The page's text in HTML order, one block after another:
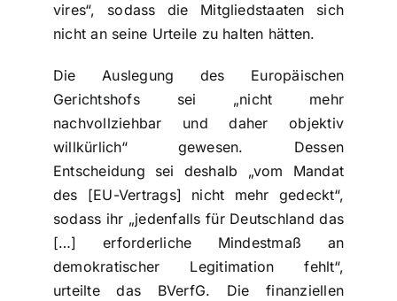
vires“, sodass die Mitgliedstaaten sich
nicht an seine Urteile zu halten hätten.
Die Auslegung des Europäischen
Gerichtshofs sei „nicht mehr
nachvollziehbar und daher objektiv
willkürlich“ gewesen. Dessen
Entscheidung sei deshalb „vom Mandat
des [EU-Vertrags] nicht mehr gedeckt“,
sodass ihr „jedenfalls für Deutschland das
[…] erforderliche Mindestmaß an
demokratischer Legitimation fehlt“,
urteilte das BVerfG. Die finanziellen